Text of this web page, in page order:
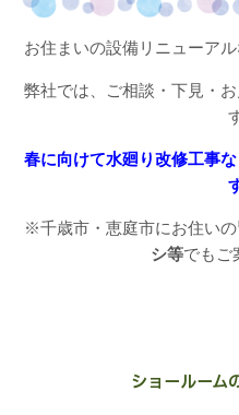
お住まいの設備リニューア
弊社では、ご相談・下見・
春に向けて水廻り改修工事
※千歳市・恵庭市にお住いの
シ等でもご
ショールーム